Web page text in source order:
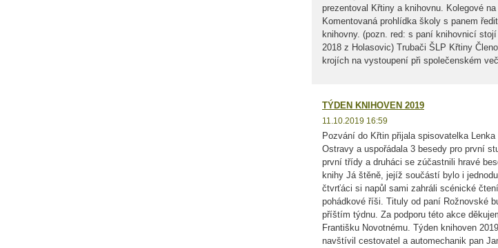
prezentoval Křtiny a knihovnu. Kolegové
Komentovaná prohlídka školy s panem
knihovny. (pozn. red: s paní knihovnicí
2018 z Holasovic) Trubači ŠLP Křtiny
krojích na vystoupení při společenském
TÝDEN KNIHOVEN 2019
11.10.2019 16:59
Pozvání do Křtin přijala spisovatelka
Ostravy a uspořádala 3 besedy pro první
první třídy a druháci se zúčastnili hravé
knihy Já štěně, jejíž součástí bylo i
čtvrťáci si napůl sami zahráli scénické
pohádkové říši. Tituly od paní Rožnovské
příštím týdnu. Za podporu této akce
Františku Novotnému. Týden knihoven
navštívil cestovatel a automechanik pan